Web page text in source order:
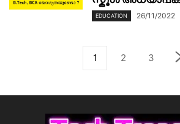
EDUCATION 26/11/2022
1 2 3